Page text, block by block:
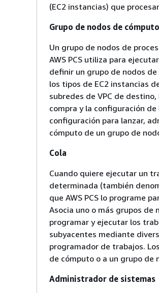
(EC2 instancias) que
Grupo de nodos de cómputo
Un grupo de nodos de
AWS PCS utiliza para
definir un grupo de nodos
los tipos de EC2 instancias
subredes de VPC de
compra y la configuración de
configuración para lanzar,
cómputo de un grupo de
Cola
Cuando quiere ejecutar un
determinada (también
que AWS PCS lo programe
Asocia uno o más grupos de
programar y ejecutar los
subyacentes mediante
programador de trabajos.
de cómputo o a un grupo de
Administrador de sistemas